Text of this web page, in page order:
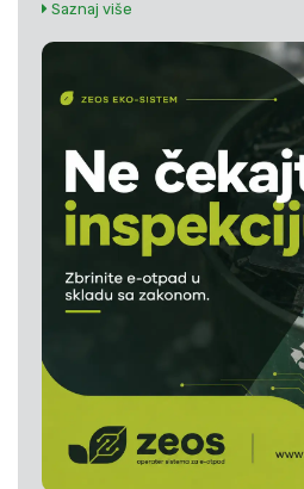
Saznaj više